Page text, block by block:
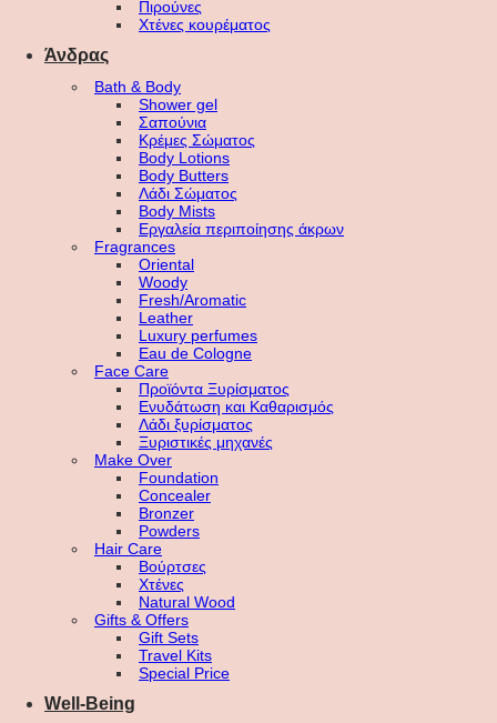
Πιρούνες
Χτένες κουρέματος
Άνδρας
Bath & Body
Shower gel
Σαπούνια
Κρέμες Σώματος
Body Lotions
Body Butters
Λάδι Σώματος
Body Mists
Εργαλεία περιποίησης άκρων
Fragrances
Oriental
Woody
Fresh/Aromatic
Leather
Luxury perfumes
Eau de Cologne
Face Care
Προϊόντα Ξυρίσματος
Ενυδάτωση και Καθαρισμός
Λάδι ξυρίσματος
Ξυριστικές μηχανές
Make Over
Foundation
Concealer
Bronzer
Powders
Hair Care
Βούρτσες
Χτένες
Natural Wood
Gifts & Offers
Gift Sets
Travel Kits
Special Price
Well-Being